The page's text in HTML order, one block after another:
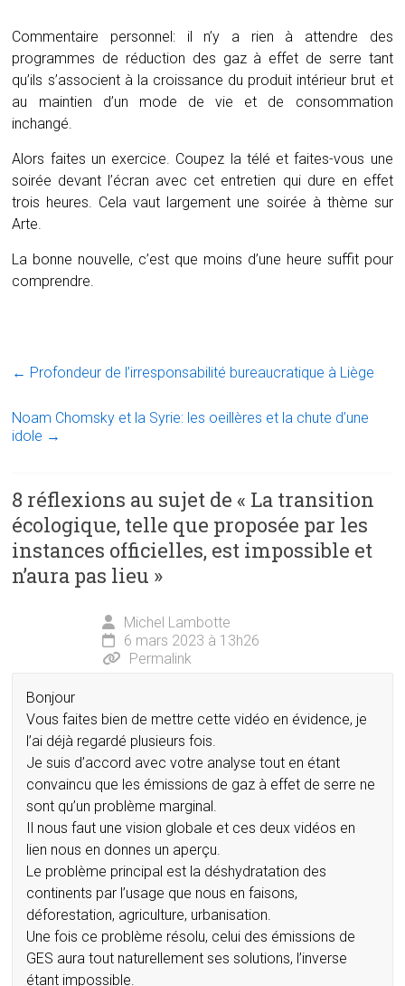
Commentaire personnel: il n’y a rien à attendre des
programmes de réduction des gaz à effet de serre tant
qu’ils s’associent à la croissance du produit intérieur brut et
au maintien d’un mode de vie et de consommation
inchangé.
Alors faites un exercice. Coupez la télé et faites-vous une
soirée devant l’écran avec cet entretien qui dure en effet
trois heures. Cela vaut largement une soirée à thème sur
Arte.
La bonne nouvelle, c’est que moins d’une heure suffit pour
comprendre.
← Profondeur de l’irresponsabilité bureaucratique à Liège
Noam Chomsky et la Syrie: les oeillères et la chute d’une
idole →
8 réflexions au sujet de « La transition
écologique, telle que proposée par les
instances officielles, est impossible et
n’aura pas lieu »
Michel Lambotte
6 mars 2023 à 13h26
Permalink
Bonjour
Vous faites bien de mettre cette vidéo en évidence, je
l’ai déjà regardé plusieurs fois.
Je suis d’accord avec votre analyse tout en étant
convaincu que les émissions de gaz à effet de serre ne
sont qu’un problème marginal.
Il nous faut une vision globale et ces deux vidéos en
lien nous en donnes un aperçu.
Le problème principal est la déshydratation des
continents par l’usage que nous en faisons,
déforestation, agriculture, urbanisation.
Une fois ce problème résolu, celui des émissions de
GES aura tout naturellement ses solutions, l’inverse
étant impossible.